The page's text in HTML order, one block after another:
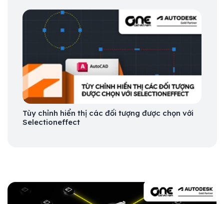
Tùy chỉnh hiển thị các đối tượng được chọn với
Selectioneffect